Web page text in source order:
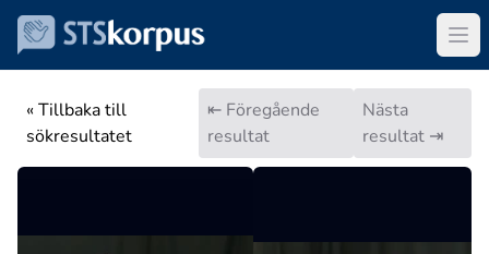
« Tillbaka till
sökresultatet
⇤ Föregående
resultat
Nästa
resultat ⇥